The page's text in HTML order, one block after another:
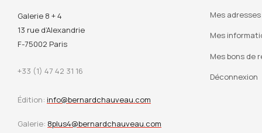
Galerie 8 + 4
13 rue d’Alexandrie
F-75002 Paris
+33 (1) 47 42 31 16
Édition: info@bernardchauveau.com
Galerie: 8plus4@bernardchauveau.com
Mes adresses
Mes
Mes bons de
Déconnexion